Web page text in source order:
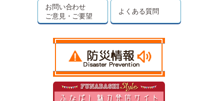
お問い合わせ
ご意見・ご要望
よくある質問